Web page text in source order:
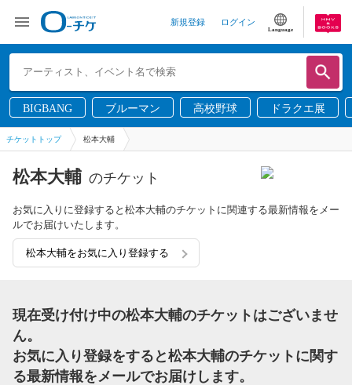
新規登録 ログイン
Language
BIGBANG ブルーマン 高校野球 ドラクエ展
チケットトップ 松本大輔
松本大輔 のチケット
お気に入りに登録すると松本大輔のチケットに関連する最新情報をメー
ルでお届けいたします。
松本大輔をお気に入り登録する
現在受け付け中の松本大輔のチケットはございませ
ん。
お気に入り登録をすると松本大輔のチケットに関す
る最新情報をメールでお届けします。